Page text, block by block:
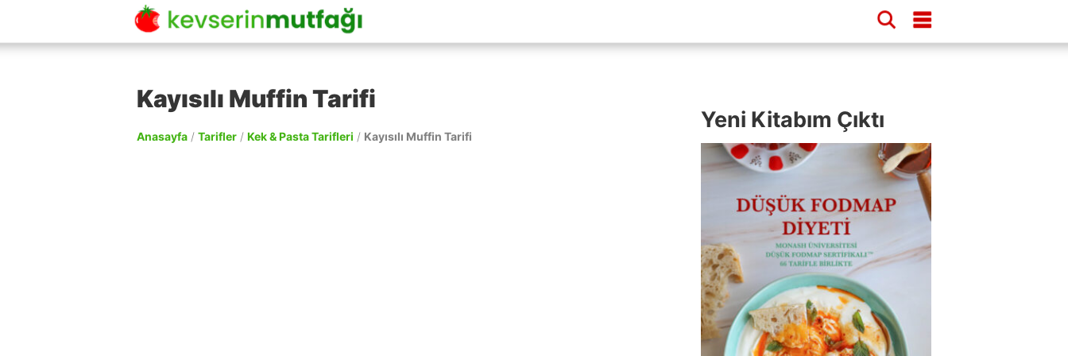
Kayısılı Muffin Tarifi
Anasayfa / Tarifler / Kek & Pasta Tarifleri / Kayısılı Muffin Tarifi
Yeni Kitabım Çıktı